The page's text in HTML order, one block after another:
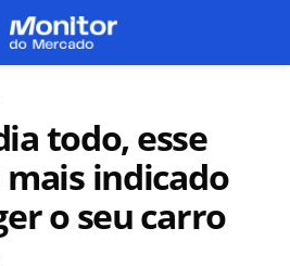
todo, esse
indicado
o seu carro